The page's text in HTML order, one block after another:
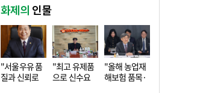
화제의 인물
"서울우유 품
질과 신뢰로
"최고 유제품
으로 신수요
"올해 농업재
해보험 품목·